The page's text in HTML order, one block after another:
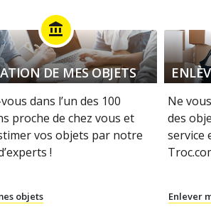
account_balance
DE MES OBJETS
dans l’un des 100
proche de chez vous et
vos objets par notre
!
objets
Ne
des
service
Enlever